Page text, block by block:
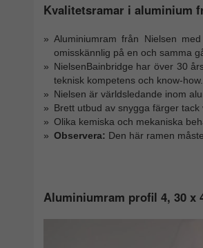
Kvalitetsramar i aluminium
Aluminiumram från Nielsen
omisskännlig på en och samma
NielsenBainbridge har över 30
teknisk kompetens och know-how.
Nielsen är världsledande inom
Brett utbud av snygga färger
Olika kemiska och mekaniska
Observera: Den här ramen
Aluminiumram profil 4, 30 x